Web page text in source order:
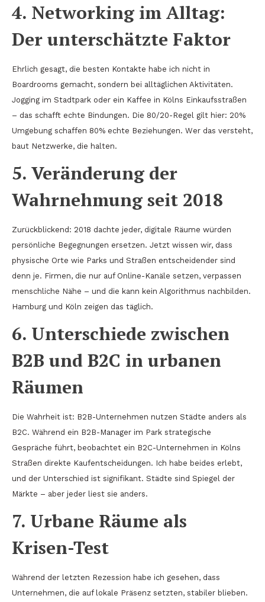
4. Networking im Alltag:
Der unterschätzte Faktor
Ehrlich gesagt, die besten Kontakte habe ich nicht in
Boardrooms gemacht, sondern bei alltäglichen Aktivitäten.
Jogging im Stadtpark oder ein Kaffee in Kölns Einkaufsstraßen
– das schafft echte Bindungen. Die 80/20-Regel gilt hier: 20%
Umgebung schaffen 80% echte Beziehungen. Wer das versteht,
baut Netzwerke, die halten.
5. Veränderung der
Wahrnehmung seit 2018
Zurückblickend: 2018 dachte jeder, digitale Räume würden
persönliche Begegnungen ersetzen. Jetzt wissen wir, dass
physische Orte wie Parks und Straßen entscheidender sind
denn je. Firmen, die nur auf Online-Kanäle setzen, verpassen
menschliche Nähe – und die kann kein Algorithmus nachbilden.
Hamburg und Köln zeigen das täglich.
6. Unterschiede zwischen
B2B und B2C in urbanen
Räumen
Die Wahrheit ist: B2B-Unternehmen nutzen Städte anders als
B2C. Während ein B2B-Manager im Park strategische
Gespräche führt, beobachtet ein B2C-Unternehmen in Kölns
Straßen direkte Kaufentscheidungen. Ich habe beides erlebt,
und der Unterschied ist signifikant. Städte sind Spiegel der
Märkte – aber jeder liest sie anders.
7. Urbane Räume als
Krisen-Test
Während der letzten Rezession habe ich gesehen, dass
Unternehmen, die auf lokale Präsenz setzten, stabiler blieben.